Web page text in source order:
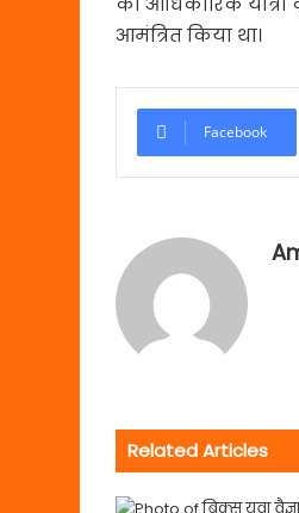
आमंत्रित किया था।
Facebook
Related Articles